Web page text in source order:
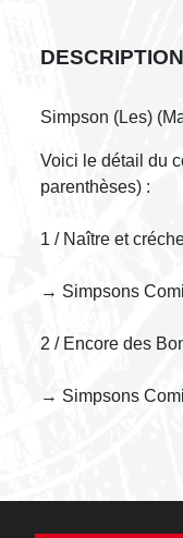
DESCRIPTION
Simpson (Les)
Voici le détail du
parenthèses) :
1 / Naître et
→ Simpsons
2 / Encore des
→ Simpsons